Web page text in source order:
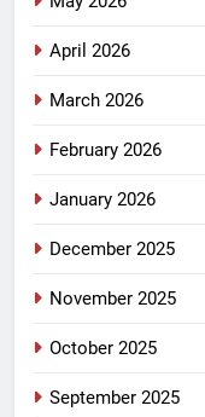
April 2026
March 2026
February 2026
January 2026
December 2025
November 2025
October 2025
September 2025